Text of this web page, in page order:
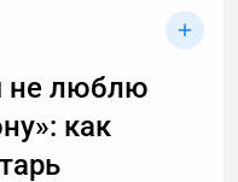
не люблю
как